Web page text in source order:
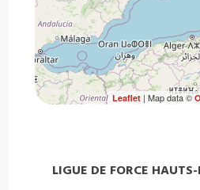
Leaflet| Map data ©
LIGUE DE FORCE